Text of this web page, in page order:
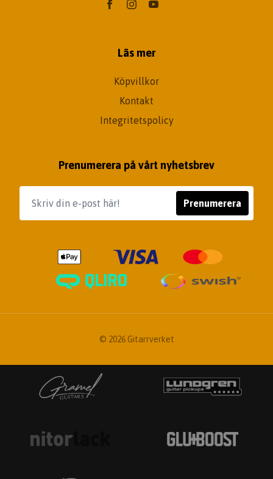
Läs mer
Köpvillkor
Kontakt
Integritetspolicy
Prenumerera på vårt nyhetsbrev
Prenumerera
© 2026 Gitarrverket